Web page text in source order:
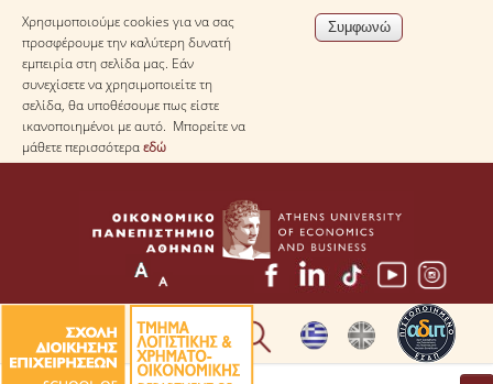
Χρησιμοποιούμε cookies για να σας
προσφέρουμε την καλύτερη δυνατή
εμπειρία στη σελίδα μας. Εάν
συνεχίσετε να χρησιμοποιείτε τη
σελίδα, θα υποθέσουμε πως είστε
ικανοποιημένοι με αυτό. Μπορείτε να
μάθετε περισσότεραεδώ